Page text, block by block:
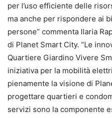
per l’uso efficiente delle
ma anche per rispondere ai
persone” commenta Ilaria
di Planet Smart City. “Le
Quartiere Giardino Vivere
iniziativa per la mobilità
pienamente la visione di
progettare quartieri e
servizi sono la componente